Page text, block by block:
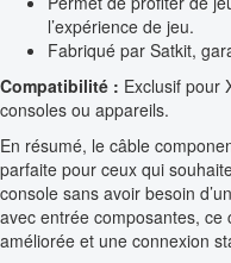
l’expérience de jeu.
Fabriqué par Satkit,
Compatibilité : Exclusif pour
consoles ou appareils.
En résumé, le câble
parfaite pour ceux qui
console sans avoir besoin
avec entrée composantes,
améliorée et une connexion